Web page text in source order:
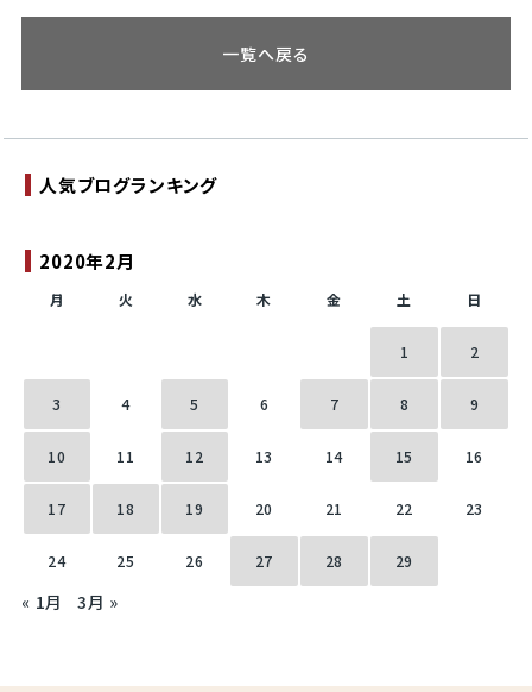
一覧へ戻る
2020年2月
月 火 水 木 金 土 日
1 2
3 4 5 6 7 8 9
10 11 12 13 14 15 16
17 18 19 20 21 22 23
24 25 26 27 28 29
« 1月 3月 »
人気ブログランキング